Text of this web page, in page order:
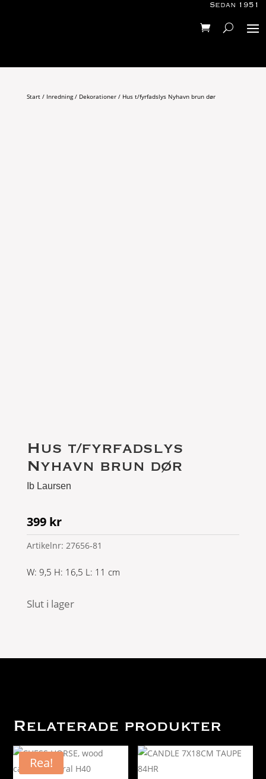
Sedan 1951
Start/ Inredning/ Dekorationer/ Hus t/fyrfadslys Nyhavn brun dør
Hus t/fyrfadslys
Nyhavn brun dør
Ib Laursen
399 kr
Artikelnr: 27656-81
W: 9,5 H: 16,5 L: 11 cm
Slut i lager
Relaterade produkter
Rea!